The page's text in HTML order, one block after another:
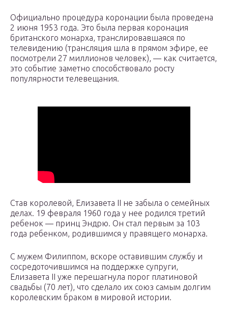
Официально процедура коронации была проведена
2 июня 1953 года. Это была первая коронация
британского монарха, транслировавшаяся по
телевидению (трансляция шла в прямом эфире, ее
посмотрели 27 миллионов человек), — как считается,
это событие заметно способствовало росту
популярности телевещания.
Став королевой, Елизавета II не забыла о семейных
делах. 19 февраля 1960 года у нее родился третий
ребенок — принц Эндрю. Он стал первым за 103
года ребенком, родившимся у правящего монарха.
С мужем Филиппом, вскоре оставившим службу и
сосредоточившимся на поддержке супруги,
Елизавета II уже перешагнула порог платиновой
свадьбы (70 лет), что сделало их союз самым долгим
королевским браком в мировой истории.